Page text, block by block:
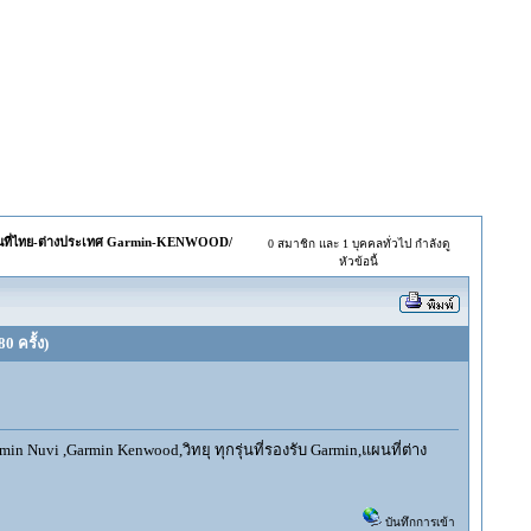
ไทย-ต่างประเทศ Garmin-KENWOOD/
0 สมาชิก และ 1 บุคคลทั่วไป กำลังดู
หัวข้อนี้
ครั้ง)
Nuvi ,Garmin Kenwood,วิทยุ ทุกรุ่นที่รองรับ Garmin,แผนที่ต่าง
บันทึกการเข้า